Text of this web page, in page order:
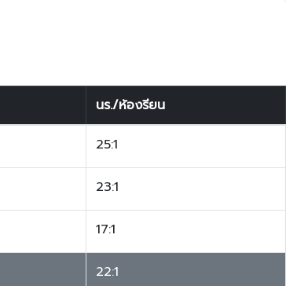
นร./ห้องรียน
25:1
23:1
17:1
22:1